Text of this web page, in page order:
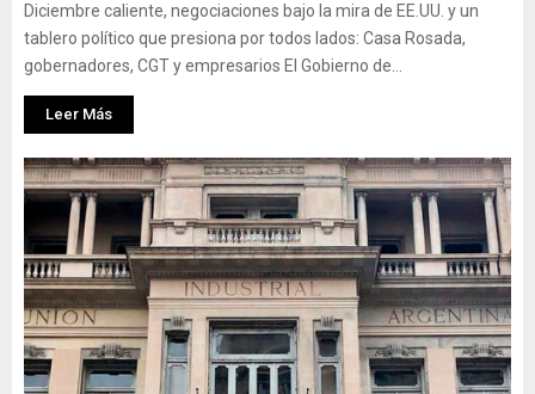
Diciembre caliente, negociaciones bajo la mira de EE.UU. y un
tablero político que presiona por todos lados: Casa Rosada,
gobernadores, CGT y empresarios El Gobierno de...
Leer Más